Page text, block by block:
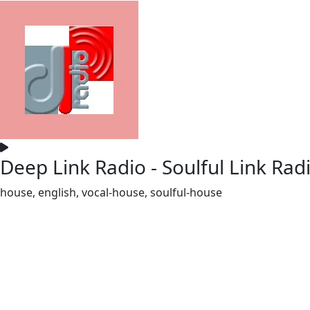
Deep Link Radio - Soulful Link
house, english, vocal-house, soulful-house